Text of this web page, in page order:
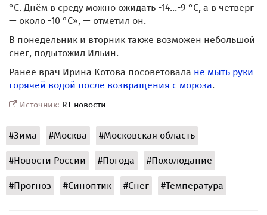
°С. Днём в среду можно ожидать -14...-9 °С, а в четверг
— около -10 °С», — отметил он.
В понедельник и вторник также возможен небольшой
снег, подытожил Ильин.
Ранее врач Ирина Котова посоветовала не мыть руки
горячей водой после возвращения с мороза.
Источник: RT новости
#Зима #Москва #Московская область
#Новости России #Погода #Похолодание
#Прогноз #Синоптик #Снег #Температура